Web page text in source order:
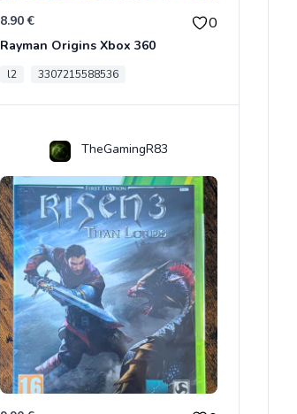
8.90 € 0
Rayman Origins Xbox 360
l2 3307215588536
TheGamingR83